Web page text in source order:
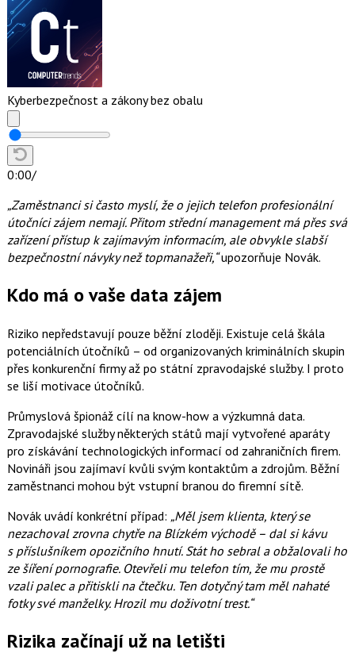
Kyberbezpečnost a zákony bez obalu
0:00/
„Zaměstnanci si často myslí, že o jejich telefon profesionální
útočníci zájem nemají. Přitom střední management má přes svá
zařízení přístup k zajímavým informacím, ale obvykle slabší
bezpečnostní návyky než topmanažeři,“upozorňuje Novák.
Kdo má o vaše data zájem
Riziko nepředstavují pouze běžní zloději. Existuje celá škála
potenciálních útočníků – od organizovaných kriminálních skupin
přes konkurenční firmy až po státní zpravodajské služby. I proto
se liší motivace útočníků.
Průmyslová špionáž cílí na know-how a výzkumná data.
Zpravodajské služby některých států mají vytvořené aparáty
pro získávání technologických informací od zahraničních firem.
Novináři jsou zajímaví kvůli svým kontaktům a zdrojům. Běžní
zaměstnanci mohou být vstupní branou do firemní sítě.
Novák uvádí konkrétní případ: „Měl jsem klienta, který se
nezachoval zrovna chytře na Blízkém východě – dal si kávu
s příslušníkem opozičního hnutí. Stát ho sebral a obžalovali ho
ze šíření pornografie. Otevřeli mu telefon tím, že mu prostě
vzali palec a přitiskli na čtečku. Ten dotyčný tam měl nahaté
fotky své manželky. Hrozil mu doživotní trest.“
Rizika začínají už na letišti